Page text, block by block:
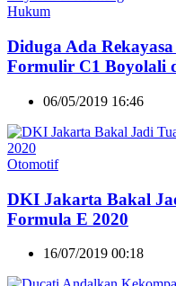
Hukum
Diduga Ada
Formulir C1 Boyolali
06/05/2019 16:46
Otomotif
DKI Jakarta Bakal
Formula E 2020
16/07/2019 00:18